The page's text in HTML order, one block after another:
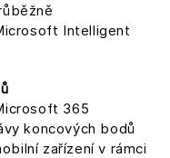
Intelligent
365
koncových bodů
zařízení v rámci